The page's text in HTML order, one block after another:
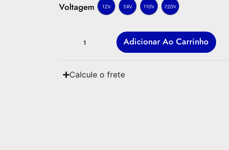
Voltagem 12V 24V 110V 220V
Adicionar Ao Carrinho
Calcule o frete